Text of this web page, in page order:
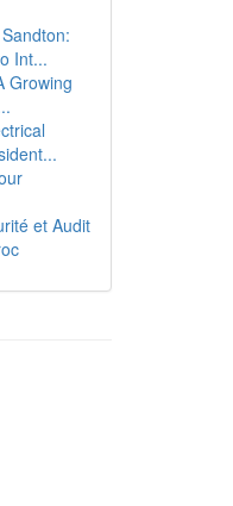
Int...
Growing
et Audit